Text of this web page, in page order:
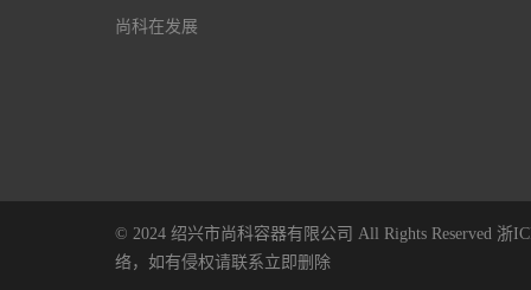
尚科在发展
© 2024 绍兴市尚科容器有限公司 All Rights Reserved 浙
络，如有侵权请联系立即删除